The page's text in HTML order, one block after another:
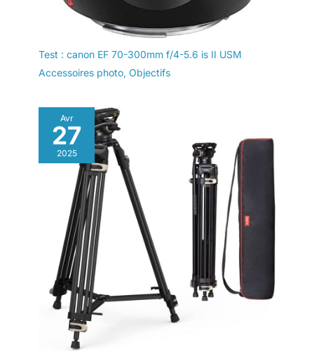
Test : canon EF 70-300mm f/4-5.6 is II USM
Accessoires photo, Objectifs
Avr
27
2025